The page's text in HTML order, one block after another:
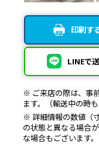
印刷す
LINEで
※ ご来店の際は、事
ます。（輸送中の時も
※ 詳細情報の数値（
の状態と異なる場合
な場合もございます。